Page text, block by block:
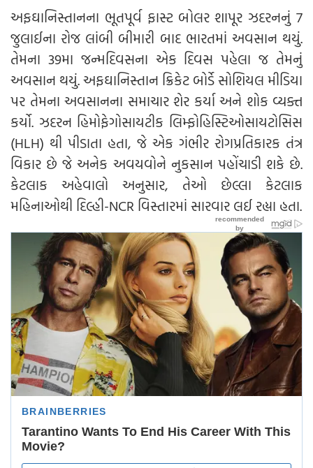
અફઘાનિસ્તાનના ભૂતપૂર્વ ફાસ્ટ બોલર શાપૂર ઝદરનનું 7
જુલાઈના રોજ લાંબી બીમારી બાદ ભારતમાં અવસાન થયું.
તેમના 39મા જન્મદિવસના એક દિવસ પહેલા જ તેમનું
અવસાન થયું. અફઘાનિસ્તાન ક્રિકેટ બોર્ડે સોશિયલ મીડિયા
પર તેમના અવસાનના સમાચાર શેર કર્યા અને શોક વ્યક્ત
કર્યો. ઝદરન હિમોફેગોસાયટીક લિમ્ફોહિસ્ટિઓસાયટોસિસ
(HLH) થી પીડાતા હતા, જે એક ગંભીર રોગપ્રતિકારક તંત્ર
વિકાર છે જે અનેક અવયવોને નુકસાન પહોંચાડી શકે છે.
કેટલાક અહેવાલો અનુસાર, તેઓ છેલ્લા કેટલાક
મહિનાઓથી દિલ્હી-NCR વિસ્તારમાં સારવાર લઈ રહ્યા હતા.